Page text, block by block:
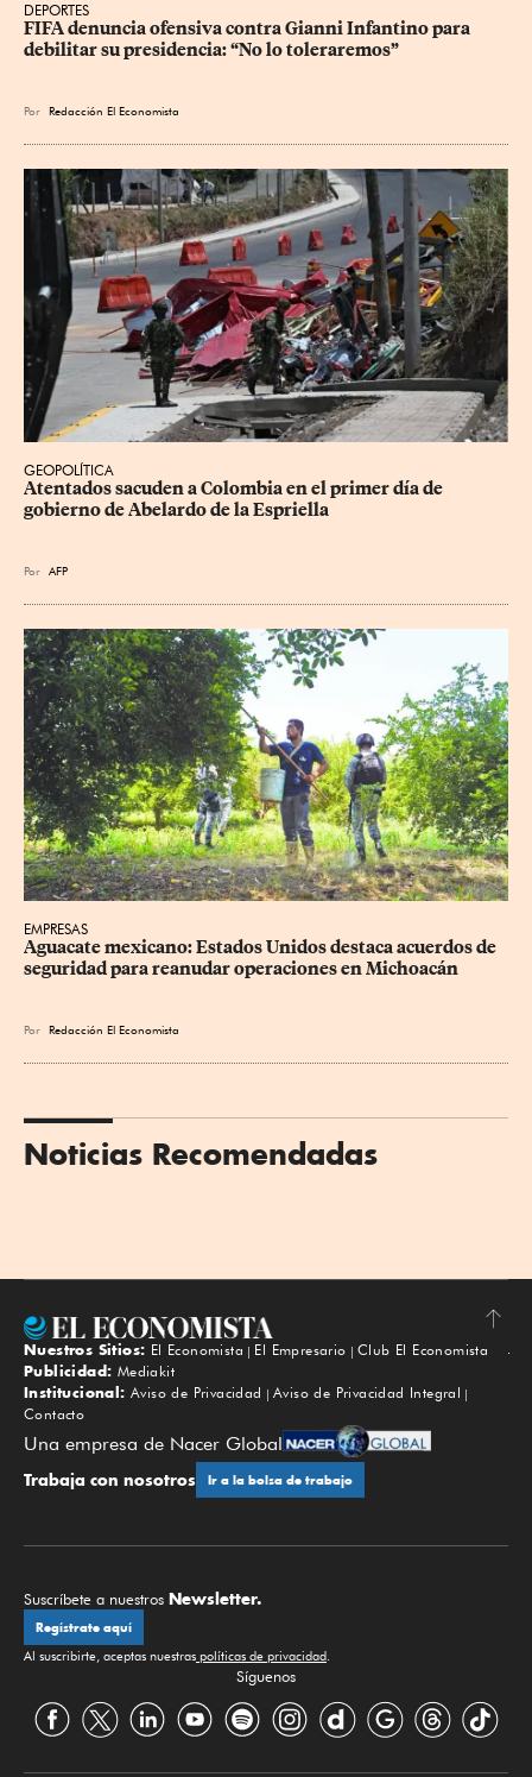
DEPORTES
FIFA denuncia ofensiva contra Gianni Infantino para
debilitar su presidencia: “No lo toleraremos”
Por Redacción El Economista
GEOPOLÍTICA
Atentados sacuden a Colombia en el primer día de
gobierno de Abelardo de la Espriella
Por AFP
EMPRESAS
Aguacate mexicano: Estados Unidos destaca acuerdos de
seguridad para reanudar operaciones en Michoacán
Por Redacción El Economista
Noticias Recomendadas
Subir
Nuestros Sitios: El Economista El Empresario
Club El Economista
Publicidad: Mediakit
Institucional: Aviso de Privacidad
Aviso de Privacidad Integral
Contacto
Una empresa de Nacer Global
Trabaja con nosotros Ir a la bolsa de trabajo
Suscríbete a nuestros Newsletter.
Regístrate aquí
Al suscribirte, aceptas nuestras políticas de privacidad.
Síguenos